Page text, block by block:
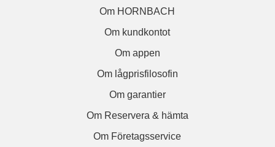
Om HORNBACH
Om kundkontot
Om appen
Om lågprisfilosofin
Om garantier
Om Reservera & hämta
Om Företagsservice